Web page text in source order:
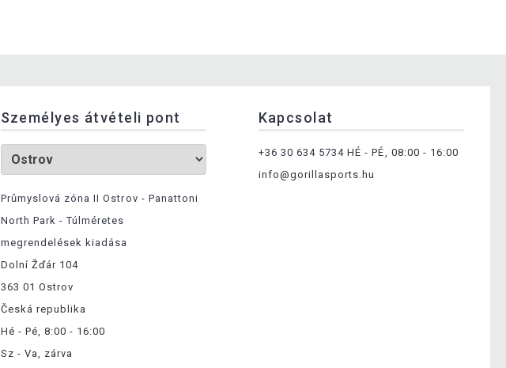
Személyes átvételi pont
Průmyslová zóna II Ostrov - Panattoni
North Park - Túlméretes
megrendelések kiadása
Dolní Žďár 104
363 01 Ostrov
Česká republika
Hé - Pé, 8:00 - 16:00
Sz - Va, zárva
Kapcsolat
+36 30 634 5734 HÉ - PÉ, 08:00 - 16:00
info@gorillasports.hu